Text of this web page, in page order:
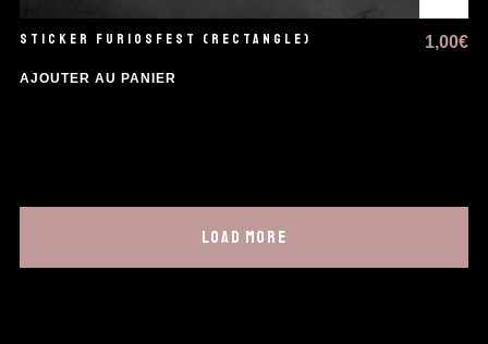
STICKER FURIOSFEST (RECTANGLE) 1,00€
AJOUTER AU PANIER
LOAD MORE